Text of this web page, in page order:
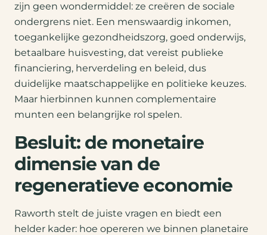
zijn geen wondermiddel: ze creëren de sociale
ondergrens niet. Een menswaardig inkomen,
toegankelijke gezondheidszorg, goed onderwijs,
betaalbare huisvesting, dat vereist publieke
financiering, herverdeling en beleid, dus
duidelijke maatschappelijke en politieke keuzes.
Maar hierbinnen kunnen complementaire
munten een belangrijke rol spelen.
Besluit: de monetaire
dimensie van de
regeneratieve economie
Raworth stelt de juiste vragen en biedt een
helder kader: hoe opereren we binnen planetaire